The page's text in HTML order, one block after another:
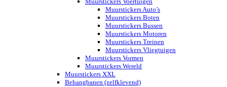
Muurstickers Auto’s
Muurstickers Boten
Muurstickers Bussen
Muurstickers Motoren
Muurstickers Treinen
Muurstickers Vliegtuigen
Muurstickers Vormen
Muurstickers Wereld
Muurstickers XXL
Behangbanen (zelfklevend)